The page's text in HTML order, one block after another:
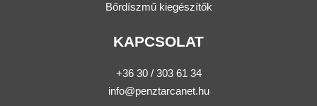
Bőrdíszmű kiegészítők
KAPCSOLAT
+36 30 / 303 61 34
info@penztarcanet.hu